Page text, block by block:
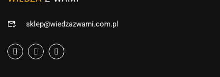
sklep@wiedzazwami.com.pl